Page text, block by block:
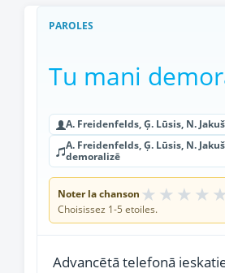
PAROLES
Tu mani
A. Freidenfelds, Ģ. Lūsis, N.
A. Freidenfelds, Ģ. Lūsis, N.
demoralizē
Noter la chanson ★ ★ ★ ★ ★
Choisissez 1-5 etoiles.
Advancētā telefonā